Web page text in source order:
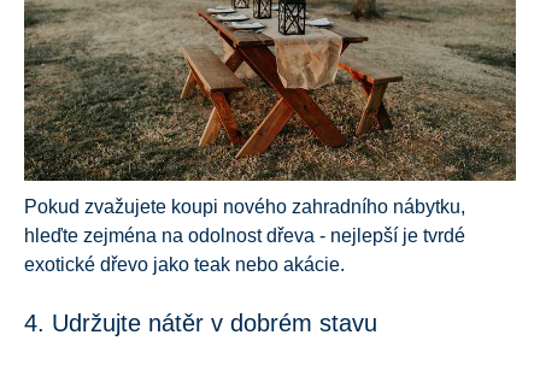
Pokud zvažujete koupi nového zahradního nábytku,
hleďte zejména na odolnost dřeva - nejlepší je tvrdé
exotické dřevo jako teak nebo akácie.
4. Udržujte nátěr v dobrém stavu